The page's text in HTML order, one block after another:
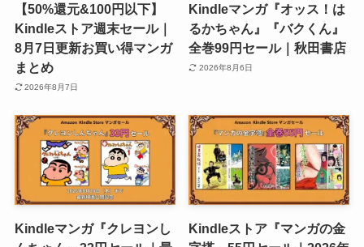
【50%還元&100円以下】
Kindleストア週末セール｜
8月7日更新お買い得マンガ
まとめ
2026年8月7日
Kindleマンガ『オッス！は
るかちゃん』『バクくん』
全巻99円セール｜秋田書店
2026年8月6日
Kindleマンガ『クレヨンし
Kindleストア『マンガの金